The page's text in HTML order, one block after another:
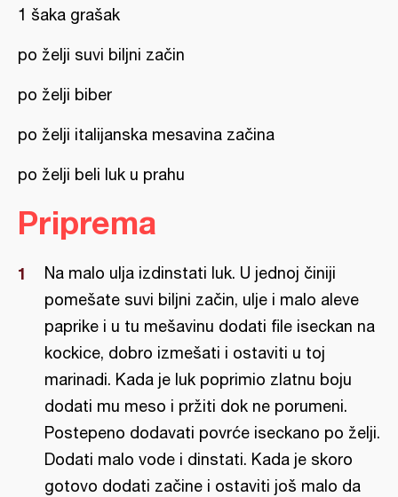
1 šaka grašak
po želji suvi biljni začin
po želji biber
po želji italijanska mesavina začina
po želji beli luk u prahu
Priprema
Na malo ulja izdinstati luk. U jednoj činiji
pomešate suvi biljni začin, ulje i malo aleve
paprike i u tu mešavinu dodati file iseckan na
kockice, dobro izmešati i ostaviti u toj
marinadi. Kada je luk poprimio zlatnu boju
dodati mu meso i pržiti dok ne porumeni.
Postepeno dodavati povrće iseckano po želji.
Dodati malo vode i dinstati. Kada je skoro
gotovo dodati začine i ostaviti još malo da